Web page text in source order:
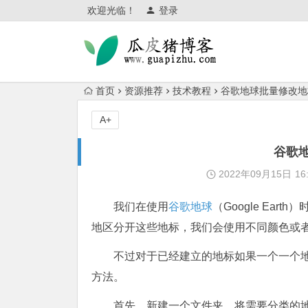
欢迎光临！ 登录
首页 资源推荐 技术教程 谷歌地球批量修改
谷歌
2022年09月15日
我们在使用谷歌地球 （Google Earth）
地区分开这些地标，我们会使用不同颜色或
不过对于已经建立的地标如果一个一个
方法。
首先，新建一个文件夹，将需要分类的
A+